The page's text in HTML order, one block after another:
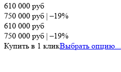
610 000 руб
750 000 руб |–19%
610 000 руб
750 000 руб |–19%
Купить в 1 кликВыбрать опцию...